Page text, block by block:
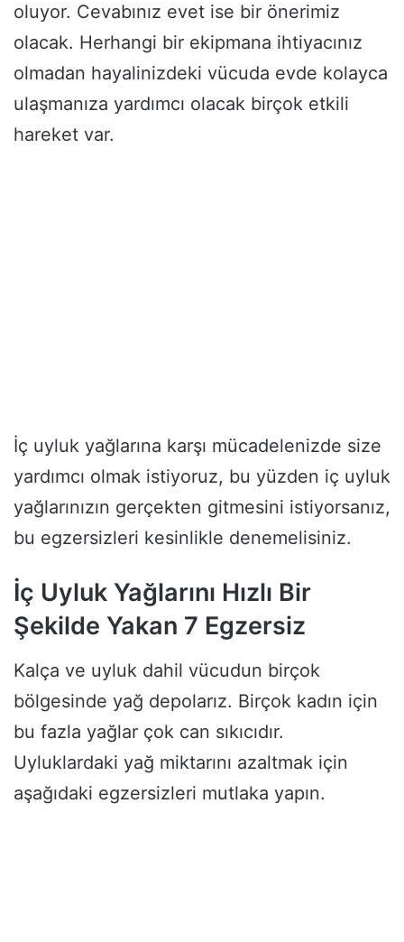
oluyor. Cevabınız evet ise bir önerimiz
olacak. Herhangi bir ekipmana ihtiyacınız
olmadan hayalinizdeki vücuda evde kolayca
ulaşmanıza yardımcı olacak birçok etkili
hareket var.
İç uyluk yağlarına karşı mücadelenizde size
yardımcı olmak istiyoruz, bu yüzden iç uyluk
yağlarınızın gerçekten gitmesini istiyorsanız,
bu egzersizleri kesinlikle denemelisiniz.
İç Uyluk Yağlarını Hızlı Bir
Şekilde Yakan 7 Egzersiz
Kalça ve uyluk dahil vücudun birçok
bölgesinde yağ depolarız. Birçok kadın için
bu fazla yağlar çok can sıkıcıdır.
Uyluklardaki yağ miktarını azaltmak için
aşağıdaki egzersizleri mutlaka yapın.